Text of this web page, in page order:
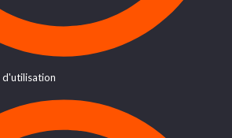
d'utilisation